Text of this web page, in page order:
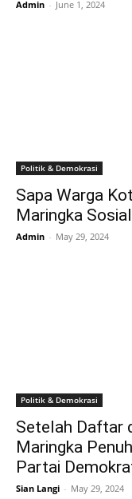
Admin - June 1, 2024
Politik & Demokrasi
Sapa Warga
Maringka
Admin - May 29, 2024
Politik & Demokrasi
Setelah Daftar
Maringka
Partai
Sian Langi - May 29, 2024